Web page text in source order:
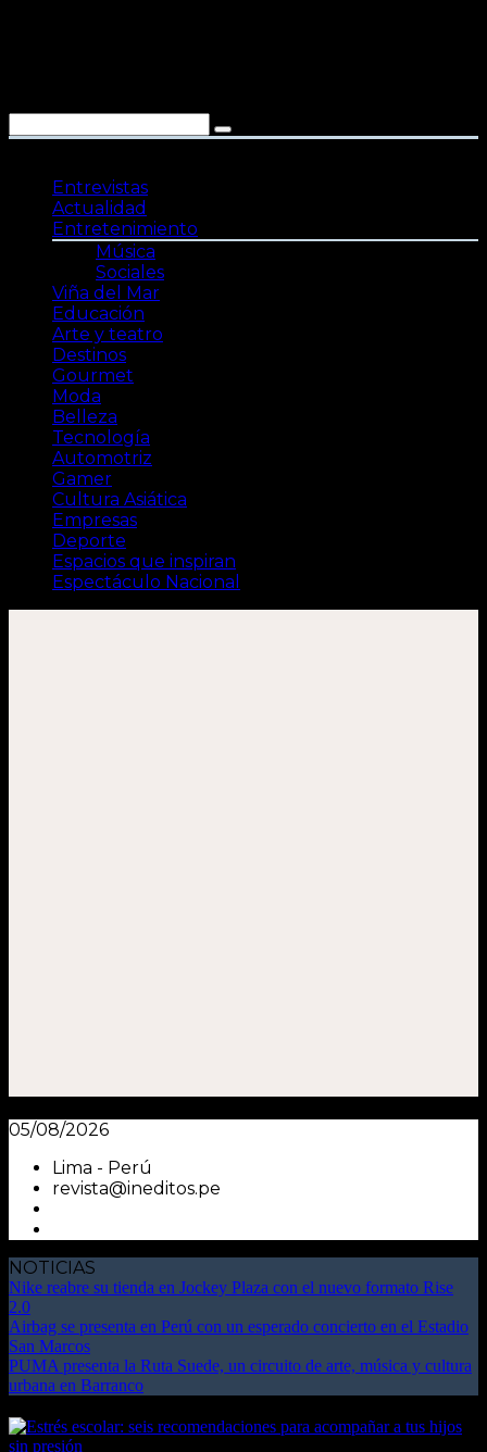
Entrevistas
Actualidad
Entretenimiento
Música
Sociales
Viña del Mar
Educación
Arte y teatro
Destinos
Gourmet
Moda
Belleza
Tecnología
Automotriz
Gamer
Cultura Asiática
Empresas
Deporte
Espacios que inspiran
Espectáculo Nacional
05/08/2026
Lima - Perú
revista@ineditos.pe
NOTICIAS
Nike reabre su tienda en Jockey Plaza con el nuevo formato Rise
2.0
Airbag se presenta en Perú con un esperado concierto en el Estadio
San Marcos
PUMA presenta la Ruta Suede, un circuito de arte, música y cultura
urbana en Barranco